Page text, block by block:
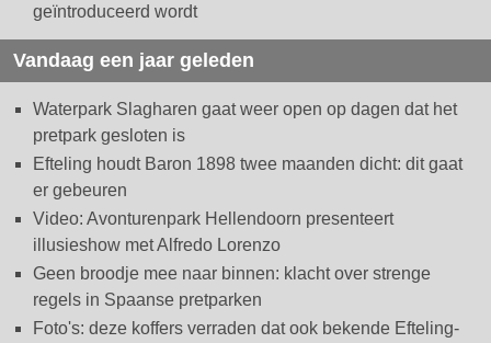
geïntroduceerd wordt
Vandaag een jaar geleden
Waterpark Slagharen gaat weer open op dagen dat het
pretpark gesloten is
Efteling houdt Baron 1898 twee maanden dicht: dit gaat
er gebeuren
Video: Avonturenpark Hellendoorn presenteert
illusieshow met Alfredo Lorenzo
Geen broodje mee naar binnen: klacht over strenge
regels in Spaanse pretparken
Foto's: deze koffers verraden dat ook bekende Efteling-